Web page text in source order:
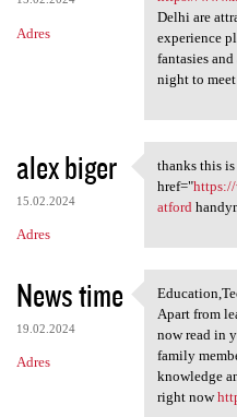
Adres
Delhi are
experience
fantasies
night to meet
alex biger
15.02.2024
Adres
thanks
thanks this
href="https://
atford
News time
19.02.2024
Adres
Apart from
now read in
family
knowledge
right now